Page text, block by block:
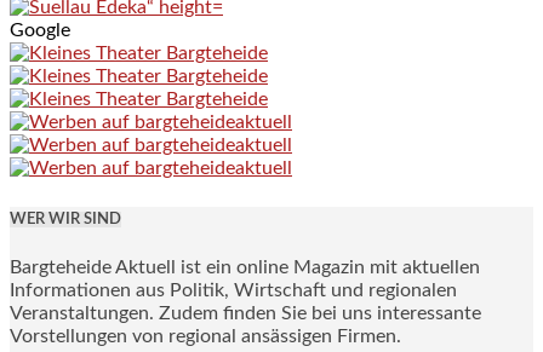
Google
WER WIR SIND
Bargteheide Aktuell ist ein online Magazin mit aktuellen
Informationen aus Politik, Wirtschaft und regionalen
Veranstaltungen. Zudem finden Sie bei uns interessante
Vorstellungen von regional ansässigen Firmen.